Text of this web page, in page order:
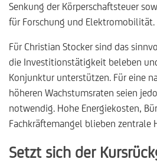
Senkung der Körperschaftsteuer
für Forschung und Elektromobilität.
Für Christian Stocker sind das
die Investitionstätigkeit beleben
Konjunktur unterstützen. Für eine
höheren Wachstumsraten seien
notwendig. Hohe Energiekosten,
Fachkräftemangel blieben zentrale
Setzt sich der